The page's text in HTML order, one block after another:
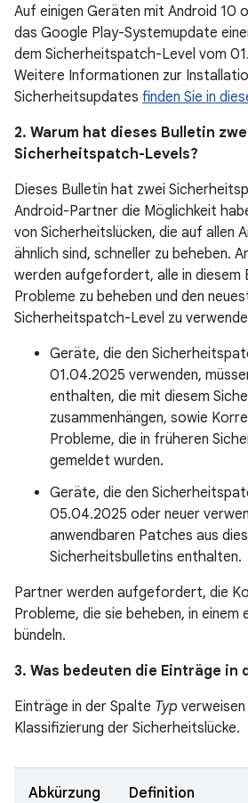
Auf einigen Geräten mit Android 10
das Google Play-Systemupdate
dem Sicherheitspatch-Level vom
Weitere Informationen zur
Sicherheitsupdates finden Sie in
2. Warum hat dieses Bulletin
Sicherheitspatch-Levels?
Dieses Bulletin hat zwei
Android-Partner die Möglichkeit
von Sicherheitslücken, die auf allen
ähnlich sind, schneller zu beheben.
werden aufgefordert, alle in diesem
Probleme zu beheben und den
Sicherheitspatch-Level zu
Geräte, die den
01.04.2025 verwenden,
enthalten, die mit diesem
zusammenhängen, sowie
Probleme, die in früheren
gemeldet wurden.
Geräte, die den
05.04.2025 oder neuer
anwendbaren Patches aus
Sicherheitsbulletins enthalten.
Partner werden aufgefordert, die
Probleme, die sie beheben, in einem
bündeln.
3. Was bedeuten die Einträge in
Einträge in der Spalte Typ
Klassifizierung der Sicherheitslücke.
Abkürzung Definition